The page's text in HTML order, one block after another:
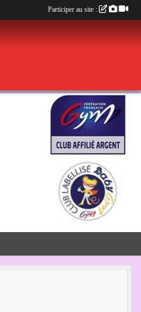
Participer au site :